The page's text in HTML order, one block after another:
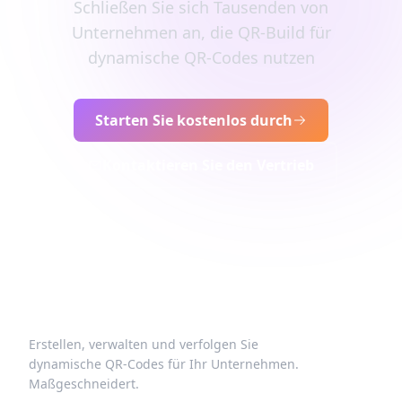
Schließen Sie sich Tausenden von
Unternehmen an, die QR-Build für
dynamische QR-Codes nutzen
Starten Sie kostenlos durch
Erstellen, verwalten und verfolgen Sie
dynamische QR-Codes für Ihr Unternehmen.
Maßgeschneidert.